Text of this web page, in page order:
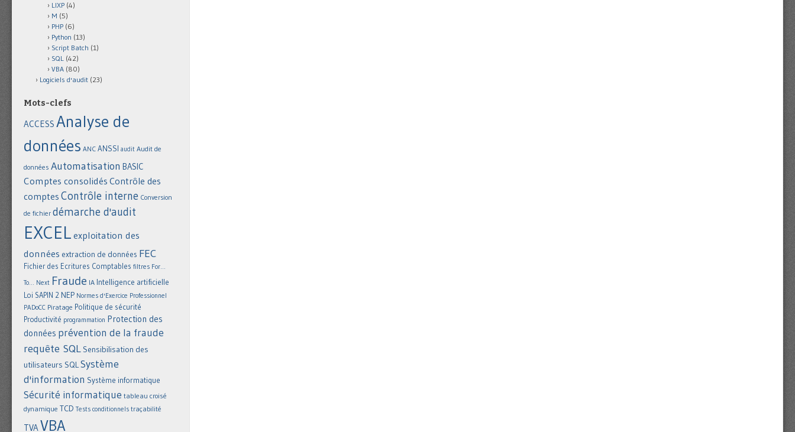
LIXP (4)
M (5)
PHP (6)
Python (13)
Script Batch (1)
SQL (42)
VBA (80)
Logiciels d'audit (23)
Mots-clefs
ACCESS Analyse de
données ANC ANSSI audit Audit de
données Automatisation BASIC
Comptes consolidés Contrôle des
comptes Contrôle interne Conversion
de fichier démarche d'audit
EXCEL exploitation des
données extraction de données FEC
Fichier des Ecritures Comptables filtres For...
To... Next Fraude IA Intelligence artificielle
Loi SAPIN 2 NEP Normes d'Exercice Professionnel
PADoCC Piratage Politique de sécurité
Productivité programmation Protection des
données prévention de la fraude
requête SQL Sensibilisation des
utilisateurs SQLSystème
d'information Système informatique
Sécurité informatique tableau croisé
dynamique TCD Tests conditionnels traçabilité
TVAVBA